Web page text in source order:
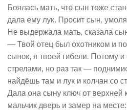
Боялась мать, что сын тоже
дала ему лук. Просит сын,
Не выдержала мать, сказала
— Твой отец был охотником и
сынок, я твоей гибели. Потому и
стрелами, но раз так —
найдёшь там и лук и колчан со
Дала она сыну ключ от верхней
мальчик дверь и замер на